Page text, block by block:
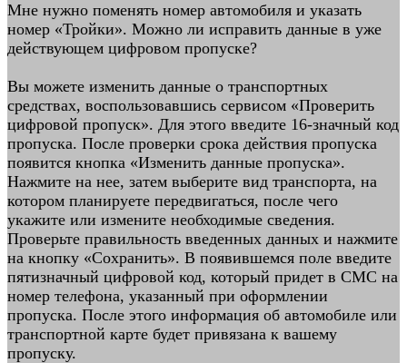
Мне нужно поменять номер автомобиля и указать
номер «Тройки». Можно ли исправить данные в уже
действующем цифровом пропуске?
Вы можете изменить данные о транспортных
средствах, воспользовавшись сервисом «Проверить
цифровой пропуск». Для этого введите 16-значный код
пропуска. После проверки срока действия пропуска
появится кнопка «Изменить данные пропуска».
Нажмите на нее, затем выберите вид транспорта, на
котором планируете передвигаться, после чего
укажите или измените необходимые сведения.
Проверьте правильность введенных данных и нажмите
на кнопку «Сохранить». В появившемся поле введите
пятизначный цифровой код, который придет в СМС на
номер телефона, указанный при оформлении
пропуска. После этого информация об автомобиле или
транспортной карте будет привязана к вашему
пропуску.